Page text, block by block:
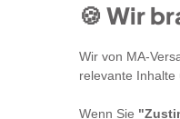
🍪 Wir
Wir von MA-
relevante Inhalte
Wenn Sie